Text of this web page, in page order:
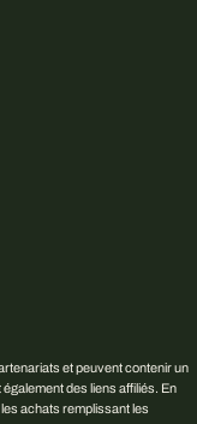
et peuvent contenir un
des liens affiliés. En
achats remplissant les